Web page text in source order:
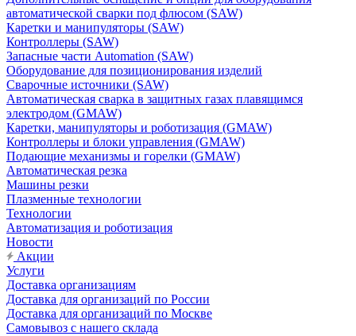
автоматической сварки под флюсом (SAW)
Каретки и манипуляторы (SAW)
Контроллеры (SAW)
Запасные части Automation (SAW)
Оборудование для позиционирования изделий
Сварочные источники (SAW)
Автоматическая сварка в защитных газах плавящимся
электродом (GMAW)
Каретки, манипуляторы и роботизация (GMAW)
Контроллеры и блоки управления (GMAW)
Подающие механизмы и горелки (GMAW)
Автоматическая резка
Машины резки
Плазменные технологии
Технологии
Автоматизация и роботизация
Новости
Акции
Услуги
Доставка организациям
Доставка для организаций по России
Доставка для организаций по Москве
Самовывоз с нашего склада